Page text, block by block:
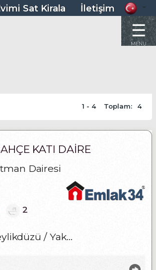
Sat Kirala İletişim
☰
MENU
1 - 4 Toplam: 4
KATI DAIRE
Dairesi
2
/ Yakuplu